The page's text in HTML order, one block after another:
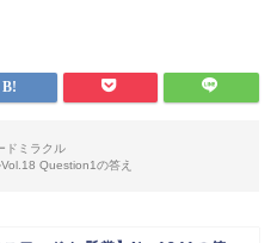
ドミラクル
Question1の答え